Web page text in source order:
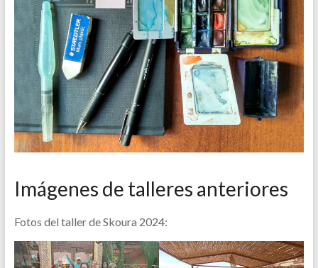
Imágenes de talleres anteriores
Fotos del taller de Skoura 2024: